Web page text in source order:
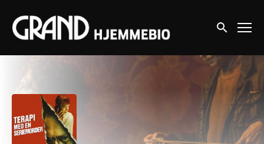
Accessibility Links
Søg nu